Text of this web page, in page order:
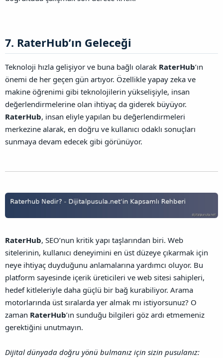
7. RaterHub’ın Geleceği​
Teknoloji hızla gelişiyor ve buna bağlı olarak RaterHub’ın
önemi de her geçen gün artıyor. Özellikle yapay zeka ve
makine öğrenimi gibi teknolojilerin yükselişiyle, insan
değerlendirmelerine olan ihtiyaç da giderek büyüyor.
RaterHub, insan eliyle yapılan bu değerlendirmeleri
merkezine alarak, en doğru ve kullanıcı odaklı sonuçları
sunmaya devam edecek gibi görünüyor.
RaterHub, SEO’nun kritik yapı taşlarından biri. Web
sitelerinin, kullanıcı deneyimini en üst düzeye çıkarmak için
neye ihtiyaç duyduğunu anlamalarına yardımcı oluyor. Bu
platform sayesinde içerik üreticileri ve web sitesi sahipleri,
hedef kitleleriyle daha güçlü bir bağ kurabiliyor. Arama
motorlarında üst sıralarda yer almak mı istiyorsunuz? O
zaman RaterHub’ın sunduğu bilgileri göz ardı etmemeniz
gerektiğini unutmayın.
Dijital dünyada doğru yönü bulmanız için sizin pusulanız: